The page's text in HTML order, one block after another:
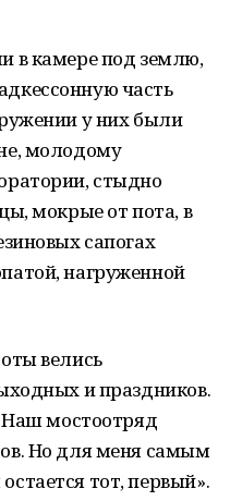
в камере под землю,
часть
у них были
молодому
стыдно
мокрые от пота, в
сапогах
нагруженной
велись
и праздников.
Наш мостоотряд
Но для меня самым
тот, первый».